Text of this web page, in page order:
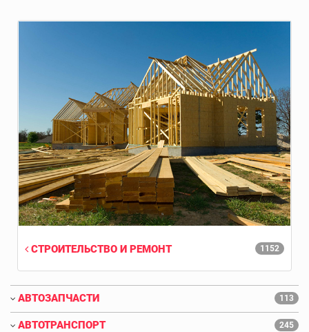
1152
СТРОИТЕЛЬСТВО И РЕМОНТ
АВТОЗАПЧАСТИ 113
АВТОТРАНСПОРТ 245